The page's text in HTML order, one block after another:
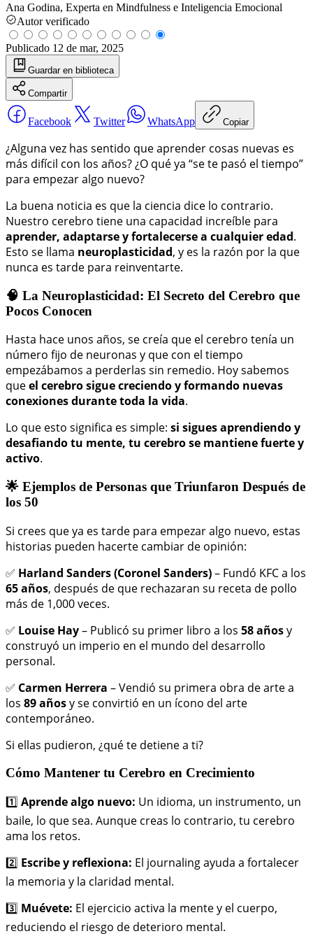
Ana Godina, Experta en Mindfulness e Inteligencia Emocional
Autor verificado
Publicado 12 de mar, 2025
Guardar en biblioteca
Compartir
Facebook Twitter WhatsApp Copiar
¿Alguna vez has sentido que aprender cosas nuevas es
más difícil con los años? ¿O qué ya “se te pasó el tiempo”
para empezar algo nuevo?
La buena noticia es que la ciencia dice lo contrario.
Nuestro cerebro tiene una capacidad increíble para
aprender, adaptarse y fortalecerse a cualquier edad.
Esto se llama neuroplasticidad, y es la razón por la que
nunca es tarde para reinventarte.
🧠 La Neuroplasticidad: El Secreto del Cerebro que
Pocos Conocen
Hasta hace unos años, se creía que el cerebro tenía un
número fijo de neuronas y que con el tiempo
empezábamos a perderlas sin remedio. Hoy sabemos
queel cerebro sigue creciendo y formando nuevas
conexiones durante toda la vida.
Lo que esto significa es simple: si sigues aprendiendo y
desafiando tu mente, tu cerebro se mantiene fuerte y
activo.
🌟 Ejemplos de Personas que Triunfaron Después de
los 50
Si crees que ya es tarde para empezar algo nuevo, estas
historias pueden hacerte cambiar de opinión:
✅ Harland Sanders (Coronel Sanders)– Fundó KFC a los
65 años, después de que rechazaran su receta de pollo
más de 1,000 veces.
✅ Louise Hay– Publicó su primer libro a los 58 añosy
construyó un imperio en el mundo del desarrollo
personal.
✅ Carmen Herrera – Vendió su primera obra de arte a
los 89 añosy se convirtió en un ícono del arte
contemporáneo.
Si ellas pudieron, ¿qué te detiene a ti?
Cómo Mantener tu Cerebro en Crecimiento
1️⃣ Aprende algo nuevo: Un idioma, un instrumento, un
baile, lo que sea. Aunque creas lo contrario, tu cerebro
ama los retos.
2️⃣ Escribe y reflexiona: El journaling ayuda a fortalecer
la memoria y la claridad mental.
3️⃣ Muévete: El ejercicio activa la mente y el cuerpo,
reduciendo el riesgo de deterioro mental.